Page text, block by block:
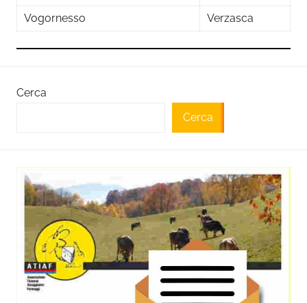
Vogornesso
Verzasca
Cerca
Cerca